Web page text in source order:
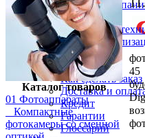
Новости
Услуги
Прокат
Выкуп и
Покупателям
Акции
Как сделать заказ
Доставка и
Кредит
Гарантии
Глоссарий
Каталог товаров
01 Фотоаппараты
Компактные
фотокамеры со сменной
45